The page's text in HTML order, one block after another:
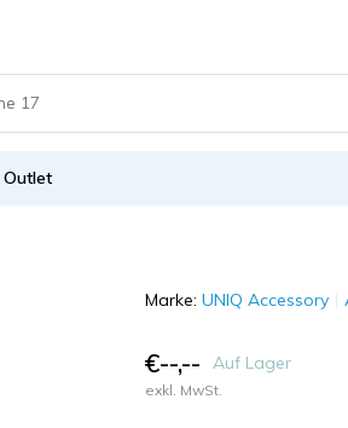
Outlet
Marke: UNIQ Accessory
€--,-- Auf Lager
exkl. MwSt.